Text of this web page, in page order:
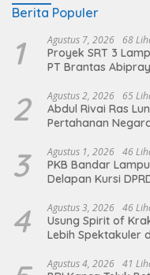
Berita Populer
1 Agustus 7, 2026 68
Proyek SRT 3
PT Brantas
2 Agustus 2, 2026 65
Abdul Rivai Ras
Pertahanan
3 Agustus 1, 2026 46
PKB Bandar
Delapan Kursi
4 Agustus 3, 2026 46
Usung Spirit of
Lebih Spektakuler
Agustus 4, 2026 41